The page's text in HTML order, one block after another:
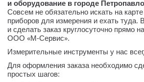
и оборудование в городе
Совсем не обязательно искать на
приборов для измерения и ехать
и сделать заказ круглосуточно прямо
ООО «М-Сервис».
Измерительные инструменты у нас
Для оформления заказа необходимо
простых шагов: